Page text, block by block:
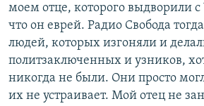
моем отце, которого выдворили
что он еврей. Радио Свобода
людей, которых изгоняли и
политзаключенных и узников,
никогда не были. Они просто
их не устраивает. Мой отец не